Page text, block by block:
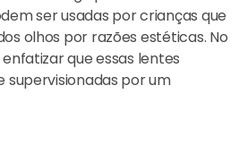
ser usadas por crianças que
olhos por razões estéticas. No
que essas lentes
por um